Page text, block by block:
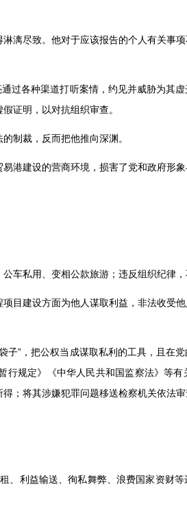
漓尽致。他对于应该报告的个人有关事
过各种渠道打听案情，约见并威胁为其
证明，以对抗组织审查。
制裁，反而把他推向深渊。
港建设的营商环境，损害了党和政府形
车私用、变相公款旅游；违反组织纪律，
目建设方面为他人谋取利益，非法收受
子” ，把公权当成谋取私利的工具，且在
行规定》《中华人民共和国监察法》等
；将其涉嫌犯罪问题移送检察机关依法审
、利益输送、徇私舞弊、浪费国家资财